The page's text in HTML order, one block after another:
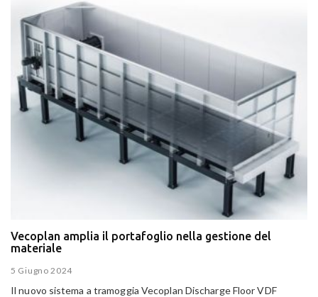
Vecoplan amplia il portafoglio nella gestione del
materiale
5 Giugno 2024
Il nuovo sistema a tramoggia Vecoplan Discharge Floor VDF